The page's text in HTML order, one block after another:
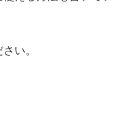
い。